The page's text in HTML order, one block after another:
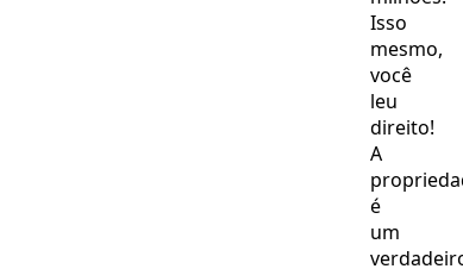
Isso
mesmo,
você
leu
direito!
A
é
um